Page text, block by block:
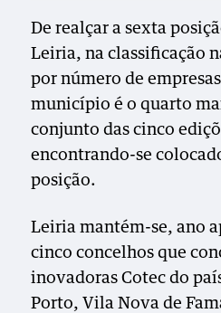
De realçar a sexta
Leiria, na classificação
por número de
município é o quarto
conjunto das cinco
encontrando-se
posição.
Leiria mantém-se, ano
cinco concelhos que
inovadoras Cotec do
Porto, Vila Nova de